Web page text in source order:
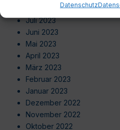
Datenschutz
August 2023
Juli 2023
Juni 2023
Mai 2023
April 2023
März 2023
Februar 2023
Januar 2023
Dezember 2022
November 2022
Oktober 2022